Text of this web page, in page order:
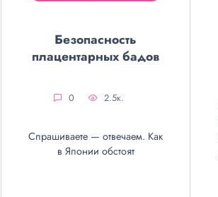
Безопасность
плацентарных бадов
0 2.5к.
Спрашиваете — отвечаем. Как
в Японии обстоят